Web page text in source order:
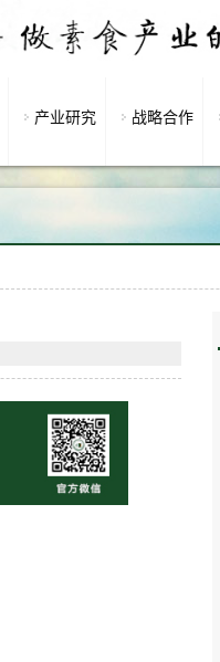
产业研究 战略合作